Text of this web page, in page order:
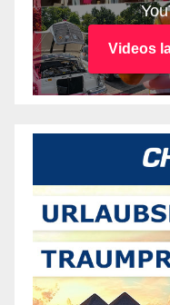
Videos